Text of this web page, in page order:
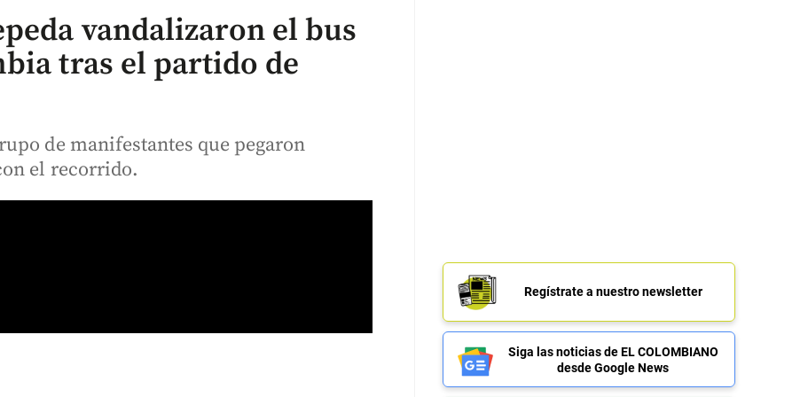
vandalizaron el bus
tras el partido de
de manifestantes que pegaron
el recorrido.
Regístrate a nuestro newsletter
Siga las noticias de EL COLOMBIANO
desde Google News